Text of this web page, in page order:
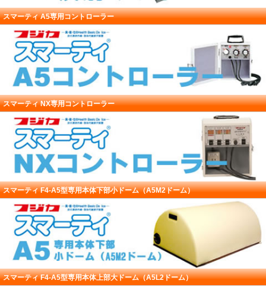
スマーティ A5専用コントローラー
スマーティ NX専用コントローラー
スマーティ F4-A5型専用本体下部小ドーム（A5M2ドーム）
スマーティ F4-A5型専用本体上部大ドーム（A5L2ドーム）